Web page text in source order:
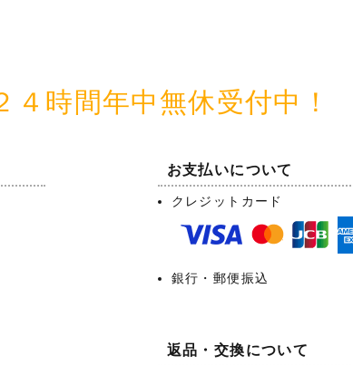
４時間年中無休受付中！
お支払いについて
クレジットカード
銀行・郵便振込
返品・交換について